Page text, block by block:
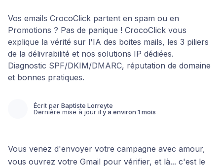
Vos emails CrocoClick partent en spam ou en
Promotions ? Pas de panique ! CrocoClick vous
explique la vérité sur l'IA des boites mails, les 3 piliers
de la délivrabilité et nos solutions IP dédiées.
Diagnostic SPF/DKIM/DMARC, réputation de domaine
et bonnes pratiques.
Écrit par Baptiste Lorreyte
Dernière mise à jour il y a environ 1 mois
Vous venez d'envoyer votre campagne avec amour,
vous ouvrez votre Gmail pour vérifier, et là... c'est le